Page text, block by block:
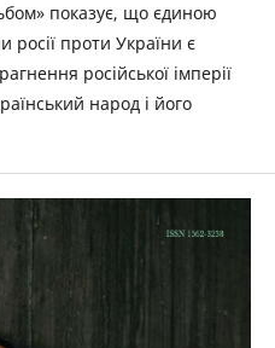
показує, що єдиною
проти України є
російської імперії
народ і його